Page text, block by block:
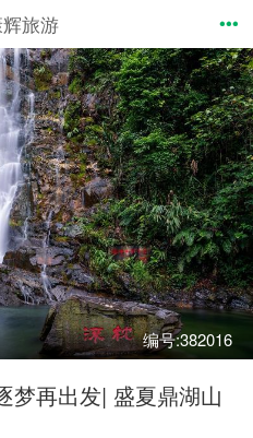
旅游
编号:382016
梦再出发| 盛夏鼎湖山